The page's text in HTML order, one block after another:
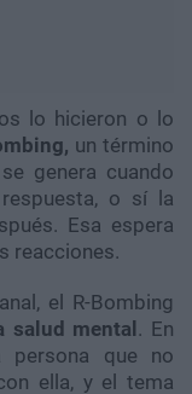
lo hicieron o lo
un término
genera cuando
o sí la
Esa espera
reacciones.
el R-Bombing
salud mental . En
persona que no
ella, y el tema